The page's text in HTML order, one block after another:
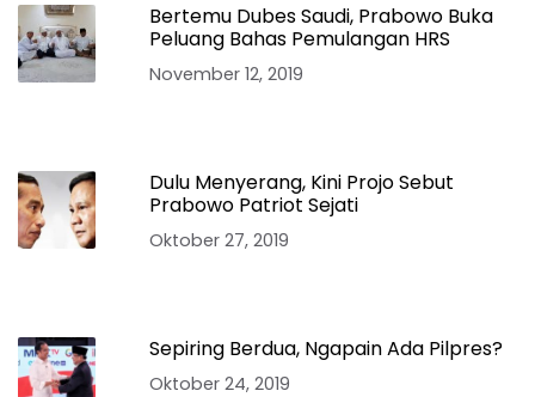
Bertemu Dubes Saudi, Prabowo Buka
Peluang Bahas Pemulangan HRS
November 12, 2019
Dulu Menyerang, Kini Projo Sebut
Prabowo Patriot Sejati
Oktober 27, 2019
Sepiring Berdua, Ngapain Ada Pilpres?
Oktober 24, 2019